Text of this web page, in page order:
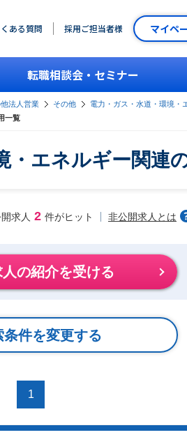
ある質問 採用ご担当者様 マイペ
転職相談会・セミナー
法人営業 その他
電力・ガス・水道・環境・
一覧
エネルギー関連
求人 2 件がヒット 非公開求人とは
の紹介を受ける
条件を変更する
1